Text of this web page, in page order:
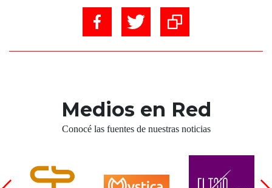
Medios en Red
Conocé las fuentes de nuestras noticias